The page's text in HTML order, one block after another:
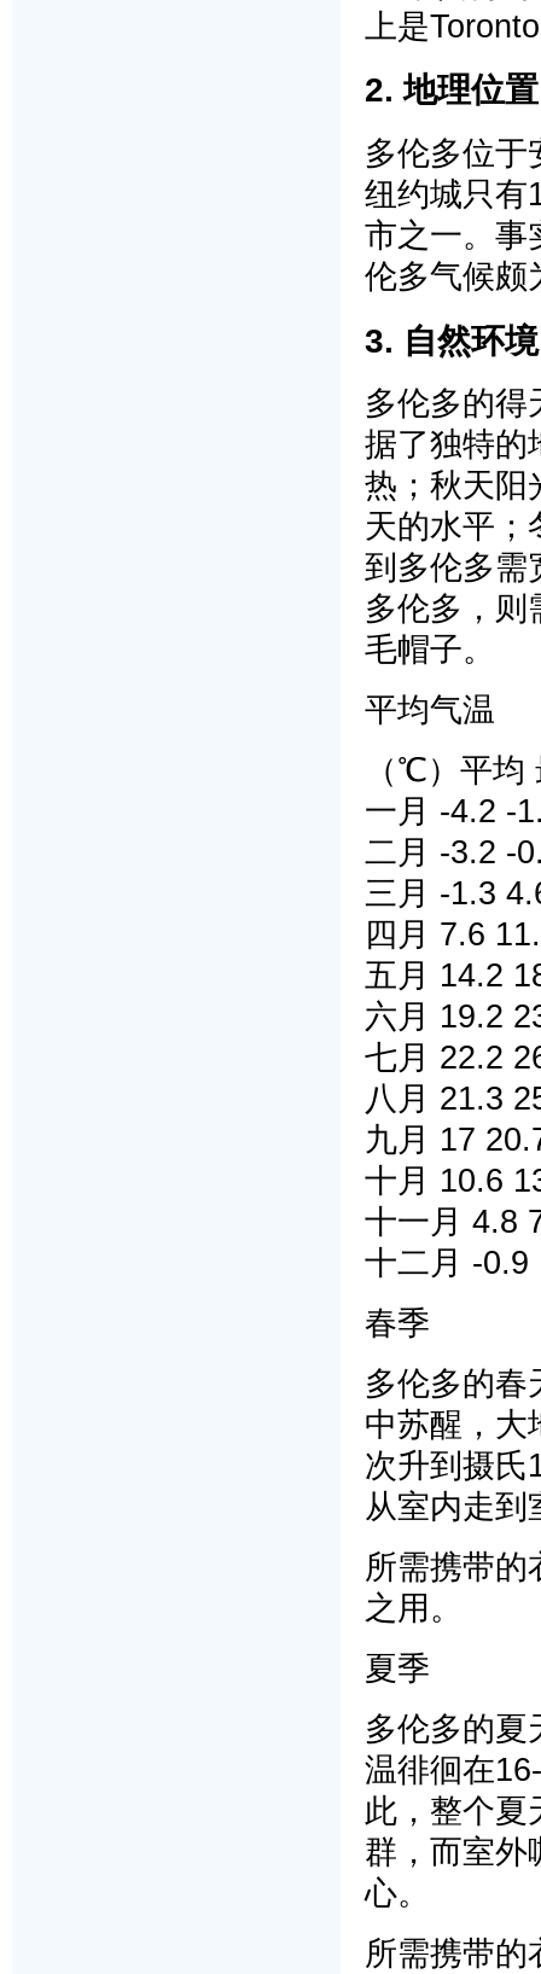
上是
2. 地理位置
多伦多位于
纽约城只有
市之一。事
伦多气候颇
3. 自然环境
多伦多的得
据了独特的
热；秋天阳
天的水平；
到多伦多需
多伦多，则
毛帽子。
平均气温
（℃）平均
一月 -4.2 -
二月 -3.2 -
三月 -1.3
四月 7.6
五月 14.2
六月 19.2
七月 22.2
八月 21.3
九月 17
十月 10.6
十一月 4.8
十二月 -0.9
春季
多伦多的春
中苏醒，大
次升到摄氏
从室内走到
所需携带的
之用。
夏季
多伦多的夏
温徘徊在
此，整个夏
群，而室外
心。
所需携带的